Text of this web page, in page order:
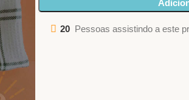
20 Pessoas assistindo a este